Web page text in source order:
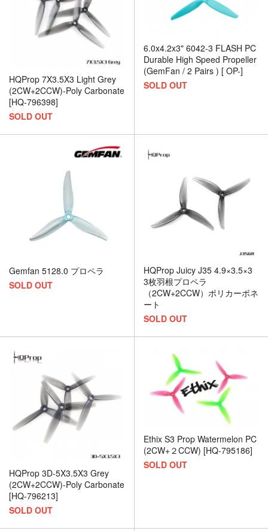
HQProp 7X3.5X3 Light Grey
(2CW+2CCW)-Poly Carbonate
[HQ-796398]
SOLD OUT
6.0x4.2x3" 6042-3 FLASH PC
Durable High Speed Propeller
(GemFan / 2 Pairs ) [ OP-]
SOLD OUT
Gemfan 5128.0 プロペラ
SOLD OUT
HQProp Juicy J35 4.9×3.5×3
3枚羽根プロペラ
（2CW+2CCW）ポリカーボネ
ート
SOLD OUT
HQProp 3D-5X3.5X3 Grey
(2CW+2CCW)-Poly Carbonate
[HQ-796213]
SOLD OUT
Ethix S3 Prop Watermelon PC
(2CW+２CCW) [HQ-795186]
SOLD OUT